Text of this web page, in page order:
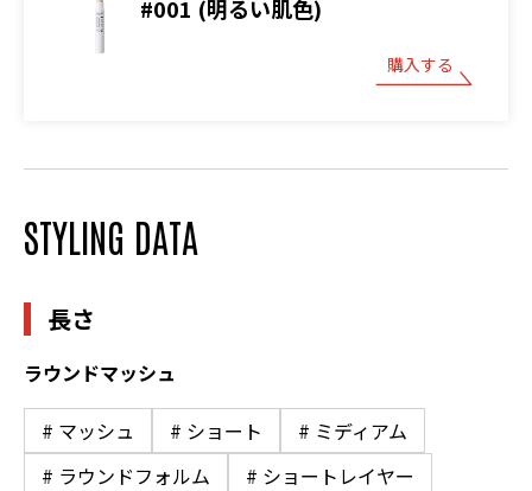
#001 (明るい肌色)
購入する
STYLING DATA
長さ
ラウンドマッシュ
# マッシュ # ショート
# ミディアム
# ラウンドフォルム
# ショートレイヤー